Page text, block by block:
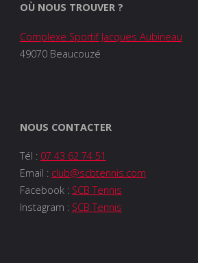
OÙ NOUS TROUVER ?
Complexe Sportif Jacques Aubineau
49070 Beaucouzé
NOUS CONTACTER
Tél : 07 43 62 74 51
Email : club@scbtennis.com
Facebook : SCB Tennis
Instagram : SCB Tennis